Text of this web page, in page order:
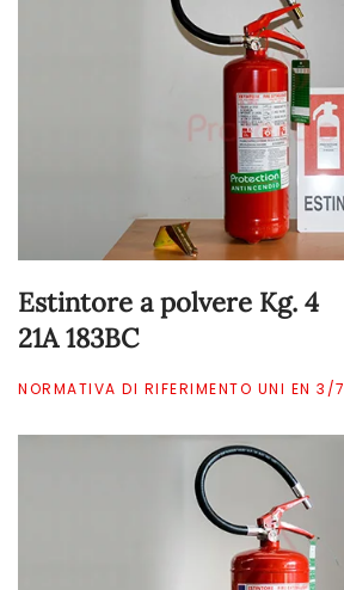
Estintore a polvere Kg. 4
21A 183BC
NORMATIVA DI RIFERIMENTO UNI EN 3/7